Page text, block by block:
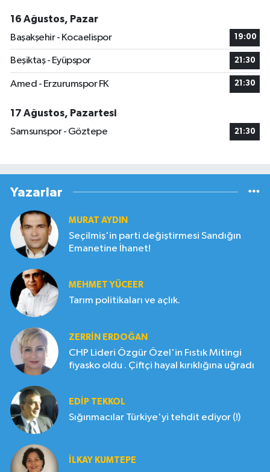
16 Ağustos, Pazar
Başakşehir - Kocaelispor
19:00
Beşiktaş - Eyüpspor 21:30
Amed - Erzurumspor FK 21:30
17 Ağustos, Pazartesi
Samsunspor - Göztepe
21:30
Yazarlar
MURAT AYDIN
Seçilmiş'in parti değiştirmesi Sandığın
Emanetine İhanet!
MEHMET YÜCEER
Tarım politikaları ve açlık.
ZERRIN ERDOĞAN
CHP Lideri Özgür Özel'in Fıstık Mitingi
fiyasko oldu . Çiftçi hayal kırıklığına uğradı
EDIP TEKKOL
Sığınmacılar Türkiye'yi tehdit ediyor (!)
İLKAY KUMTEPE